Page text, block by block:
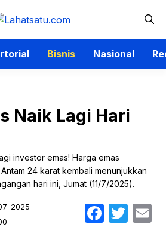
Bisnis Nasional
Naik Lagi Hari
investor emas! Harga emas
24 karat kembali menunjukkan
hari ini, Jumat (11/7/2025).
2025 -